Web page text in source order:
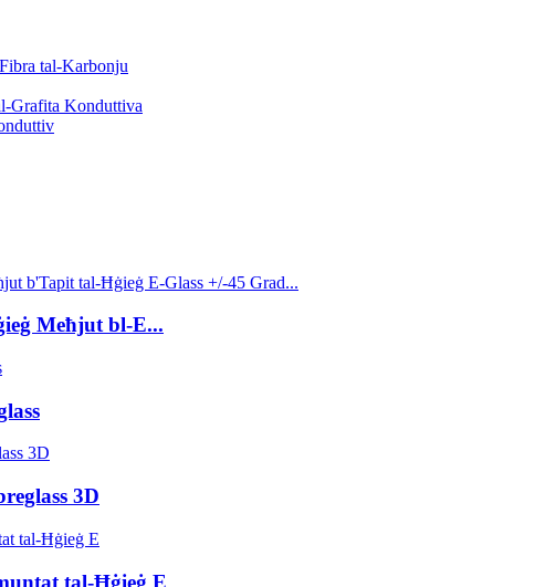
tal-Karbonju
Grafita Konduttiva
Meħjut bl-E...
3D
tal-Ħġieġ E